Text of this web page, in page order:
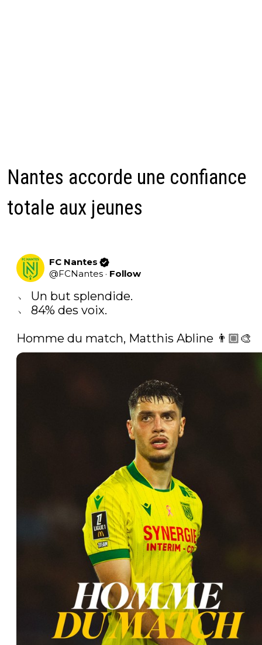
Nantes accorde une confiance
totale aux jeunes
FC Nantes
@FCNantes · Follow
﹅ Un but splendide.
﹅ 84% des voix.
Homme du match, Matthis Abline 👨🏼‍🎨